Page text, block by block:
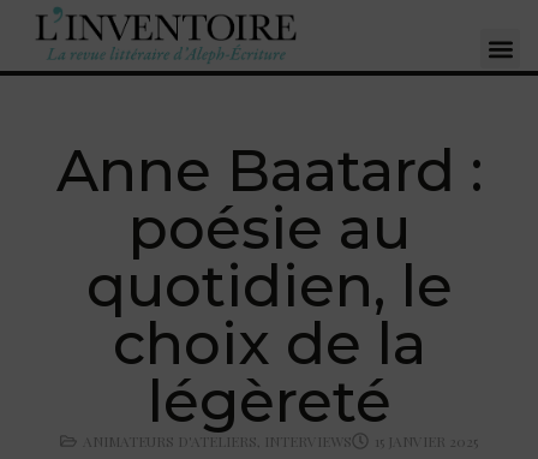
Anne Baatard :
poésie au
quotidien, le
choix de la
légèreté
ANIMATEURS D'ATELIERS INTERVIEWS 15 JANVIER 2025